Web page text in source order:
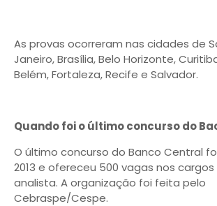
As provas ocorreram nas cidades de
Janeiro, Brasília, Belo Horizonte,
Belém, Fortaleza, Recife e Salvador.
Quando foi o último concurso do
O último concurso do Banco Central
2013 e ofereceu 500 vagas nos
analista. A organização foi feita pelo
Cebraspe/Cespe.